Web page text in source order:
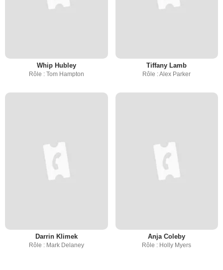
Whip Hubley
Rôle : Tom Hampton
Tiffany Lamb
Rôle : Alex Parker
Darrin Klimek
Rôle : Mark Delaney
Anja Coleby
Rôle : Holly Myers